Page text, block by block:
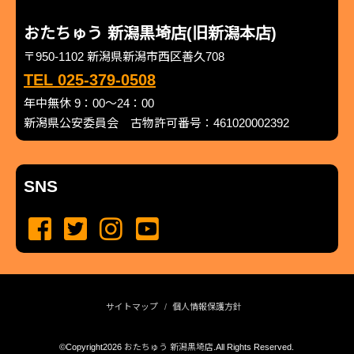
おたちゅう 新潟黒埼店(旧新潟本店)
〒950-1102 新潟県新潟市西区善久708
TEL 025-379-0508
年中無休 9：00～24：00
新潟県公安委員会 古物許可番号：461020002392
SNS
サイトマップ 個人情報保護方針
©Copyright2026 おたちゅう 新潟黒埼店 .All Rights Reserved.